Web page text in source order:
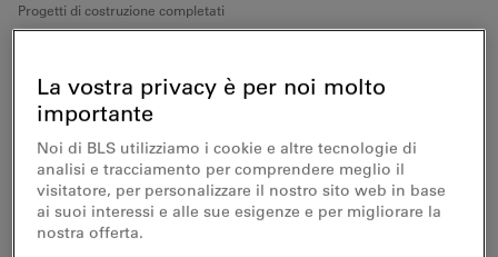
Progetti di costruzione completati
Zweisimmen
Una novità di rilevanza mondiale
nell’Oberland: presto i viaggiatori diretti a
Interlaken da Montreux non dovranno più
cambiare a Zweisimmen, ma potranno
La vostra privacy è per noi molto
importante
Noi di BLS utilizziamo i cookie e altre tecnologie di
analisi e tracciamento per comprendere meglio il
visitatore, per personalizzare il nostro sito web in base
ai suoi interessi e alle sue esigenze e per migliorare la
nostra offerta.